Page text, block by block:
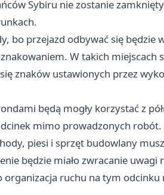
Sybiru nie zostanie
bo przejazd odbywać się będzie
W takich miejscach
znaków ustawionych przez
będą mogły korzystać z
mimo prowadzonych robót.
piesi i sprzęt budowlany
będzie miało zwracanie uwagi
ruchu na tym odcinku